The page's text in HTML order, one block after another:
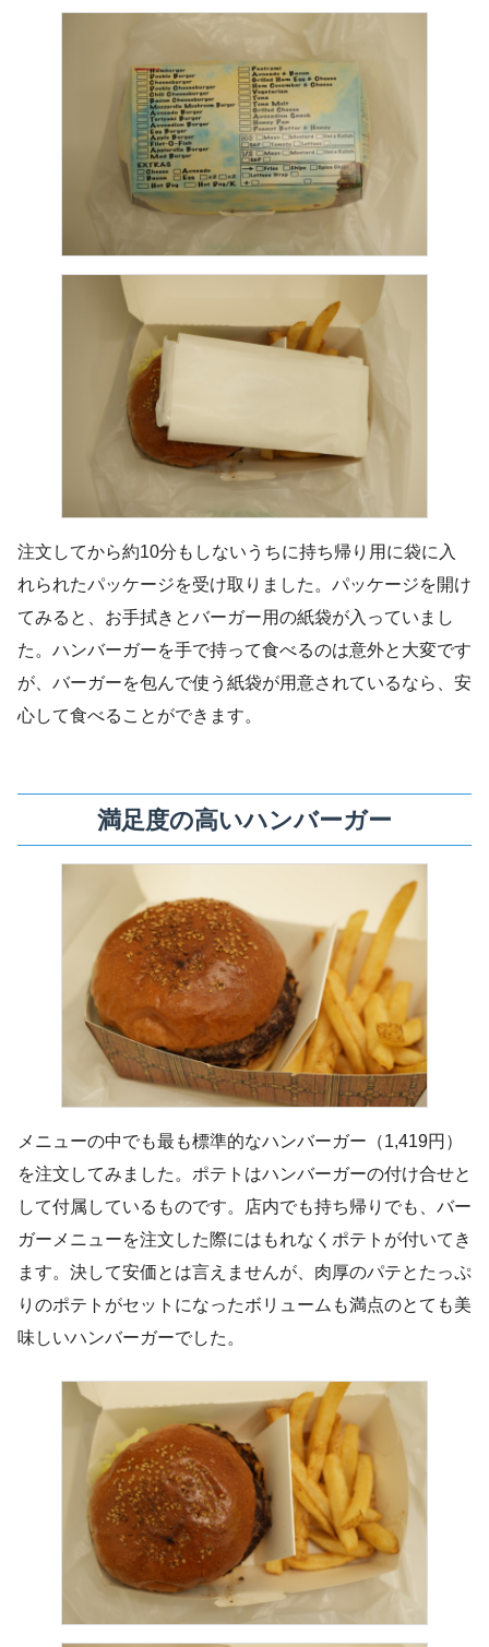
注文してから約10分もしないうちに持ち帰り用に袋に入
れられたパッケージを受け取りました。パッケージを開け
てみると、お手拭きとバーガー用の紙袋が入っていまし
た。ハンバーガーを手で持って食べるのは意外と大変です
が、バーガーを包んで使う紙袋が用意されているなら、安
心して食べることができます。
満足度の高いハンバーガー
メニューの中でも最も標準的なハンバーガー（1,419円）
を注文してみました。ポテトはハンバーガーの付け合せと
して付属しているものです。店内でも持ち帰りでも、バー
ガーメニューを注文した際にはもれなくポテトが付いてき
ます。決して安価とは言えませんが、肉厚のパテとたっぷ
りのポテトがセットになったボリュームも満点のとても美
味しいハンバーガーでした。